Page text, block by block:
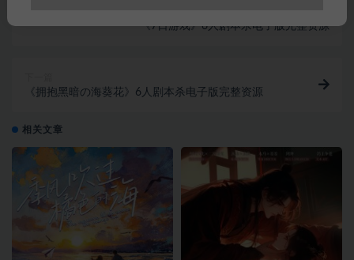
《7日游戏》6人剧本杀电子版完整资源
《拥抱黑暗の海葵花》6人剧本杀电子版完整资源
相关文章